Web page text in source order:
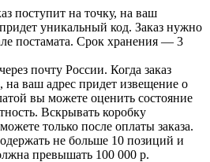
поступит на точку, на ваш
уникальный код. Заказ нужно
постамата. Срок хранения — 3
почту России. Когда заказ
на ваш адрес придет извещение о
вы можете оценить состояние
Вскрывать коробку
только после оплаты заказа.
не больше 10 позиций и
превышать 100 000 р.